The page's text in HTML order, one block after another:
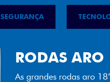
SEGURANÇA
FAROL FULL
Tecnologia dos faróis